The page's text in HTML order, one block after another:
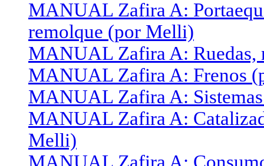
MANUAL Zafira A:
remolque (por Melli)
MANUAL Zafira A: Ruedas,
MANUAL Zafira A: Frenos
MANUAL Zafira A:
MANUAL Zafira A:
Melli)